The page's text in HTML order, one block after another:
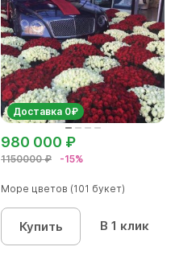
Доставка 0₽
1150000 ₽ -15%
980 000 ₽
Море цветов (101 букет)
Купить В 1 клик